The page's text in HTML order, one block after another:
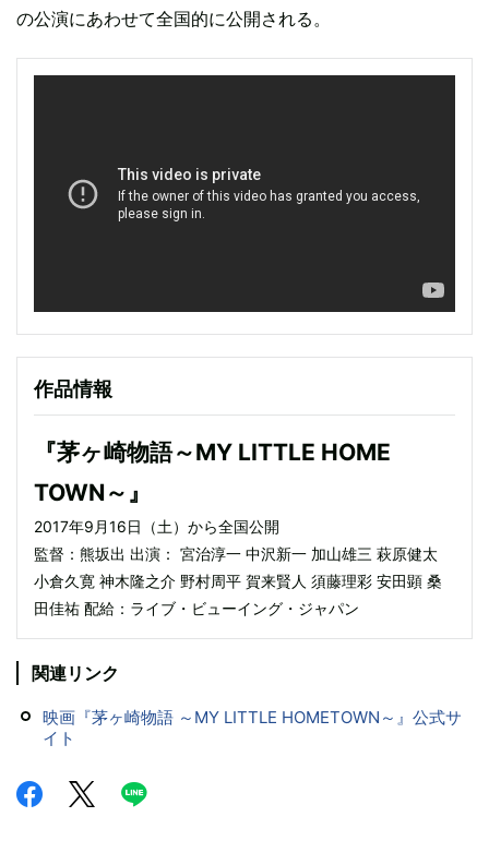
の公演にあわせて全国的に公開される。
作品情報
『茅ヶ崎物語～MY LITTLE HOME
TOWN～』
2017年9月16日（土）から全国公開
監督：熊坂出 出演： 宮治淳一 中沢新一 加山雄三 萩原健太
小倉久寛 神木隆之介 野村周平 賀来賢人 須藤理彩 安田顕 桑
田佳祐 配給：ライブ・ビューイング・ジャパン
関連リンク
映画『茅ヶ崎物語 ～MY LITTLE HOMETOWN～』公式サ
イト